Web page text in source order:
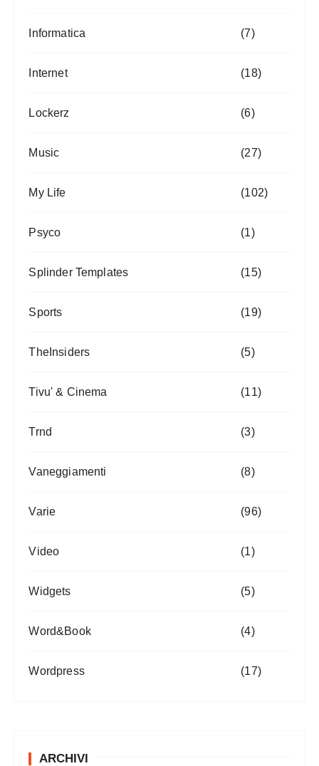
Informatica (7)
Internet (18)
Lockerz (6)
Music (27)
My Life (102)
Psyco (1)
Splinder Templates (15)
Sports (19)
TheInsiders (5)
Tivu' & Cinema (11)
Trnd (3)
Vaneggiamenti (8)
Varie (96)
Video (1)
Widgets (5)
Word&Book (4)
Wordpress (17)
ARCHIVI